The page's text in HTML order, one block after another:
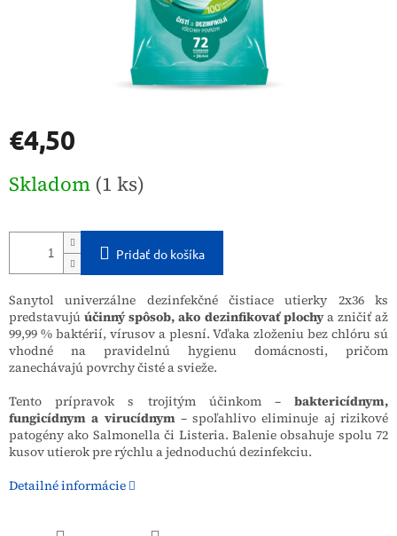
€4,50
cena:
Skladom (1 ks)
Pridať do košíka
Sanytol univerzálne dezinfekčné čistiace utierky 2x36 ks
predstavujúúčinný spôsob, ako dezinfikovať plochya zničiť až
99,99 % baktérií, vírusov a plesní. Vďaka zloženiu bez chlóru sú
vhodné na pravidelnú hygienu domácnosti, pričom
zanechávajú povrchy čisté a svieže.
Tento prípravok s trojitým účinkom – baktericídnym,
fungicídnym a virucídnym– spoľahlivo eliminuje aj rizikové
patogény ako Salmonella či Listeria. Balenie obsahuje spolu 72
kusov utierok pre rýchlu a jednoduchú dezinfekciu.
Detailné informácie